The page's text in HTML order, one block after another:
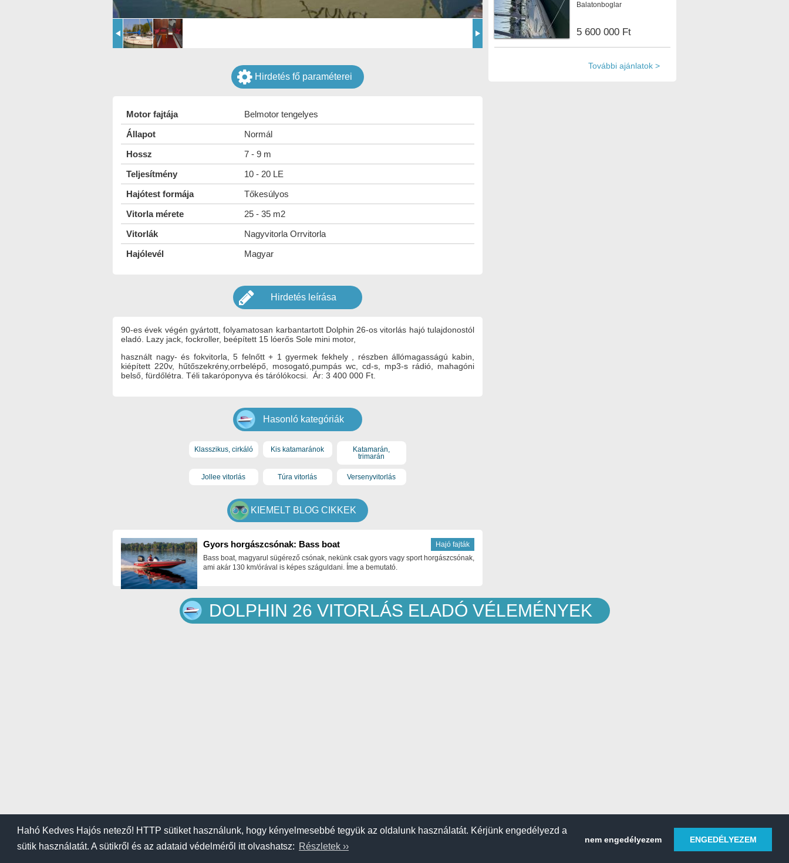
Hahó Kedves Hajós netező! HTTP sütiket használunk, hogy kényelmesebbé tegyük az oldalunk használatát. Kérjünk engedélyezd a
sütik használatát. A sütikről és az adataid védelméről itt olvashatsz: Részletek ››
nem engedélyezem ENGEDÉLYEZEM
Balatonboglar
5 600 000 Ft
További ajánlatok
Hirdetés fő paraméterei
Motor fajtája
Belmotor tengelyes
Állapot
Normál
Hossz
7 - 9 m
Teljesítmény
10 - 20 LE
Hajótest formája
Tőkesúlyos
Vitorla mérete
25 - 35 m2
Vitorlák
Nagyvitorla Orrvitorla
Hajólevél
Magyar
Hirdetés leírása
90-es évek végén gyártott, folyamatosan karbantartott Dolphin 26-os vitorlás hajó tulajdonostól
eladó. Lazy jack, fockroller, beépített 15 lóerős Sole mini motor,
használt nagy- és fokvitorla, 5 felnőtt + 1 gyermek fekhely , részben állómagasságú kabin,
kiépített 220v, hűtőszekrény,orrbelépő, mosogató,pumpás wc, cd-s, mp3-s rádió, mahagóni
belső, fürdőlétra. Téli takaróponyva és tárólókocsi. Ár: 3 400 000 Ft.
Hasonló kategóriák
Klasszikus, cirkáló Kis katamaránok
Katamarán,
trimarán
Jollee vitorlás Túra vitorlás Versenyvitorlás
KIEMELT BLOG CIKKEK
Hajó fajták
Gyors horgászcsónak: Bass boat
Bass boat, magyarul sügérező csónak, nekünk csak gyors vagy sport horgászcsónak,
ami akár 130 km/órával is képes száguldani. Íme a bemutató.
DOLPHIN 26 VITORLÁS ELADÓ VÉLEMÉNYEK